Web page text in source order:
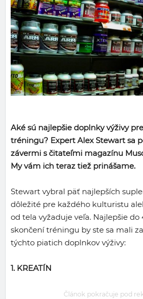
Aké sú najlepšie doplnky výživy
tréningu? Expert Alex Stewart sa
závermi s čitateľmi magazínu
My vám ich teraz tiež prinášame.
Stewart vybral päť najlepších
dôležité pre každého kulturistu
od tela vyžaduje veľa. Najlepšie
skončení tréningu by ste sa mali
týchto piatich doplnkov výživy:
1. KREATÍN
Článok pokračuje pod